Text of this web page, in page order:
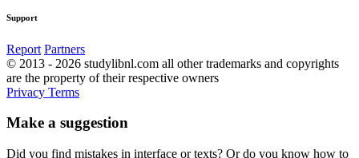
Support
Report Partners
© 2013 - 2026 studylibnl.com all other trademarks and copyrights
are the property of their respective owners
Privacy Terms
Make a suggestion
Did you find mistakes in interface or texts? Or do you know how to